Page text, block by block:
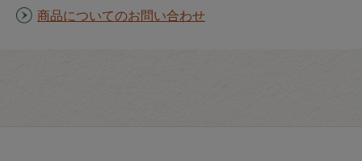
商品についてのお問い合わせ